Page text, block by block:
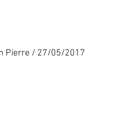
Pierre / 27/05/2017